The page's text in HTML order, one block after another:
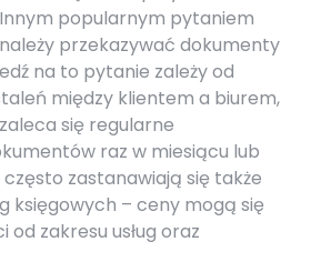
popularnym pytaniem
przekazywać dokumenty
na to pytanie zależy od
między klientem a biurem,
się regularne
raz w miesiącu lub
zastanawiają się także
księgowych – ceny mogą się
od zakresu usług oraz